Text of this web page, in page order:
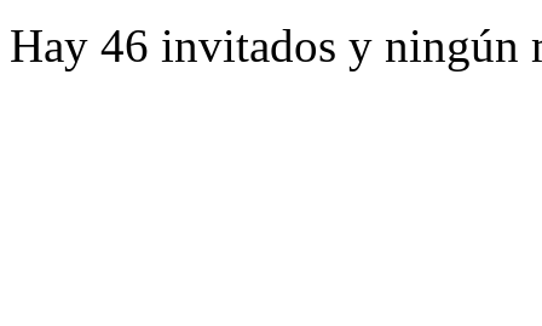
Hay 46 invitados y ningún